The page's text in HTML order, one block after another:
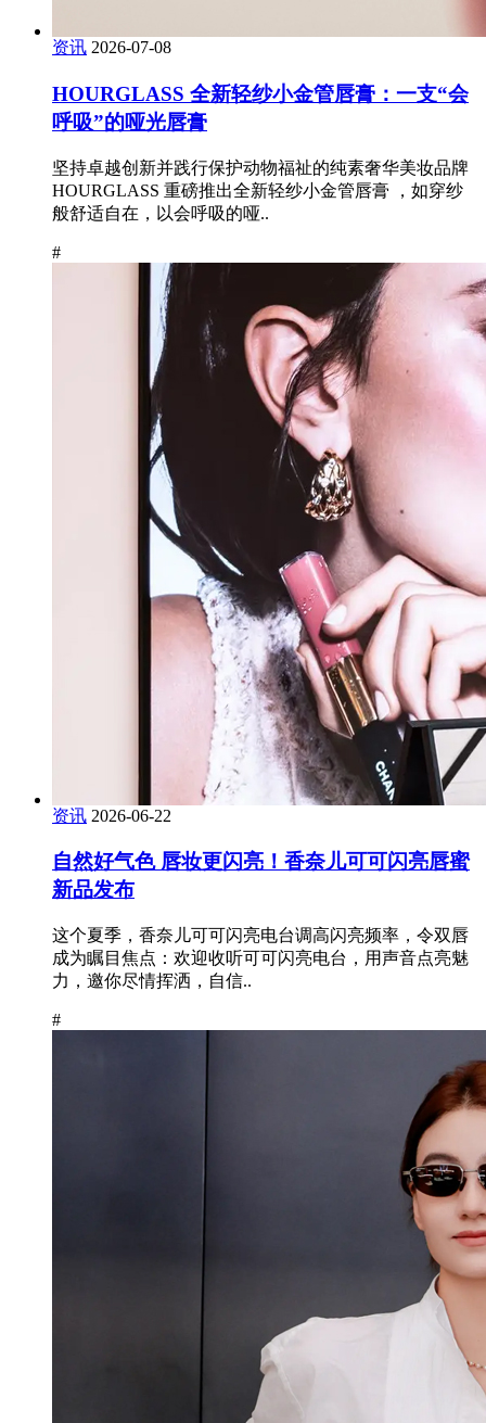
资讯 2026-07-08
HOURGLASS 全新轻纱小金管唇膏：一支“会
呼吸”的哑光唇膏
坚持卓越创新并践行保护动物福祉的纯素奢华美妆品牌
HOURGLASS 重磅推出全新轻纱小金管唇膏 ，如穿纱
般舒适自在，以会呼吸的哑..
#
资讯 2026-06-22
自然好气色 唇妆更闪亮！香奈儿可可闪亮唇蜜
新品发布
这个夏季，香奈儿可可闪亮电台调高闪亮频率，令双唇
成为瞩目焦点：欢迎收听可可闪亮电台，用声音点亮魅
力，邀你尽情挥洒，自信..
#